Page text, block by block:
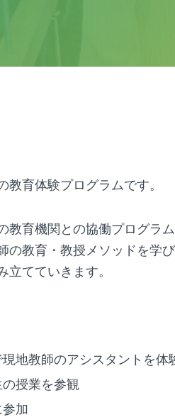
育体験プログラムです。
教育機関との協働プログラ
の教育・教授メソッドを学
立てていきます。
地教師のアシスタントを体
授業を参観
加